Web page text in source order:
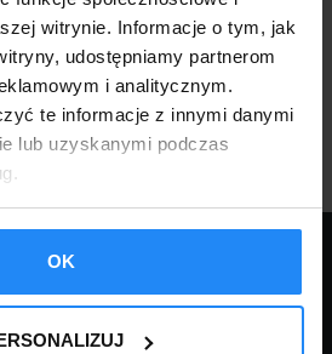
witrynie. Informacje o tym, jak
udostępniamy partnerom
i analitycznym.
te informacje z innymi danymi
lub uzyskanymi podczas
OK
garaż blaszany z wiatą?
tel.:18 332 14 04
tel.:18 332 16 81